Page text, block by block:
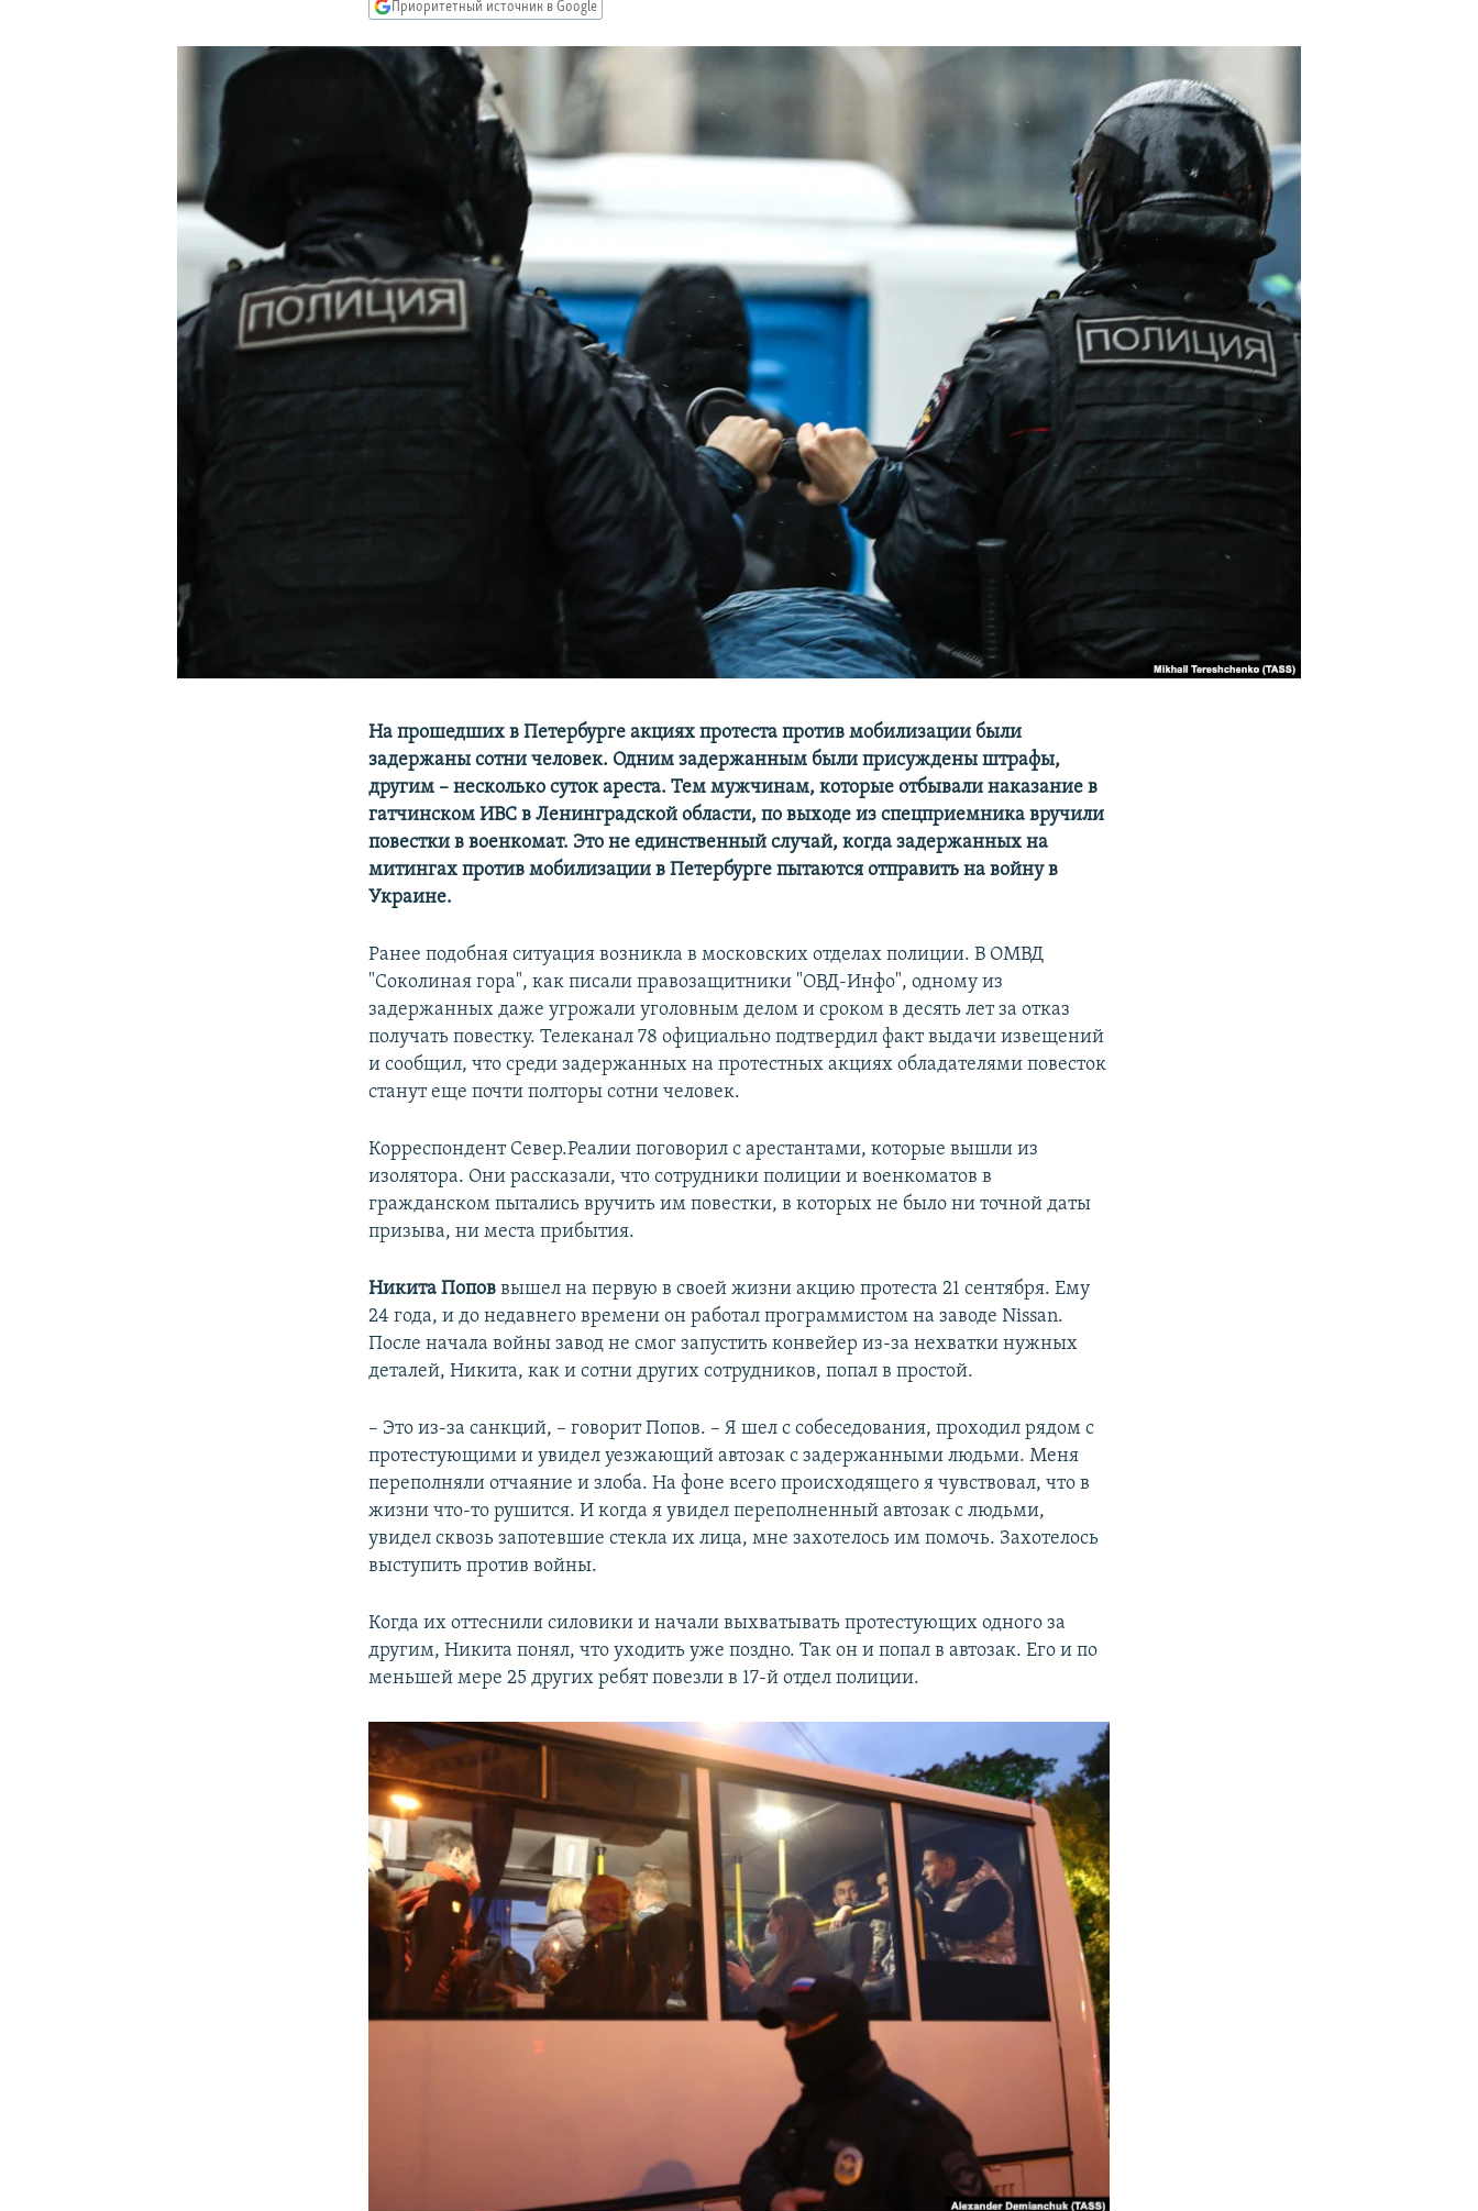
ПОДПИШИТЕСЬ НА РАССЫЛКУ
Приоритетный источник в Google
На прошедших в Петербурге акциях протеста против мобилизации были
задержаны сотни человек. Одним задержанным были присуждены штрафы,
другим – несколько суток ареста. Тем мужчинам, которые отбывали наказание в
гатчинском ИВС в Ленинградской области, по выходе из спецприемника вручили
повестки в военкомат. Это не единственный случай, когда задержанных на
митингах против мобилизации в Петербурге пытаются отправить на войну в
Украине.
Ранее подобная ситуация возникла в московских отделах полиции. В ОМВД
"Соколиная гора", как писали правозащитники "ОВД-Инфо", одному из
задержанных даже угрожали уголовным делом и сроком в десять лет за отказ
получать повестку. Телеканал 78 официально подтвердил факт выдачи извещений
и сообщил, что среди задержанных на протестных акциях обладателями повесток
станут еще почти полторы сотни человек.
Корреспондент Север.Реалии поговорил с арестантами, которые вышли из
изолятора. Они рассказали, что сотрудники полиции и военкоматов в
гражданском пытались вручить им повестки, в которых не было ни точной даты
призыва, ни места прибытия.
Никита Попов вышел на первую в своей жизни акцию протеста 21 сентября. Ему
24 года, и до недавнего времени он работал программистом на заводе Nissan.
После начала войны завод не смог запустить конвейер из-за нехватки нужных
деталей, Никита, как и сотни других сотрудников, попал в простой.
– Это из-за санкций, – говорит Попов. – Я шел с собеседования, проходил рядом с
протестующими и увидел уезжающий автозак с задержанными людьми. Меня
переполняли отчаяние и злоба. На фоне всего происходящего я чувствовал, что в
жизни что-то рушится. И когда я увидел переполненный автозак с людьми,
увидел сквозь запотевшие стекла их лица, мне захотелось им помочь. Захотелось
выступить против войны.
Когда их оттеснили силовики и начали выхватывать протестующих одного за
другим, Никита понял, что уходить уже поздно. Так он и попал в автозак. Его и по
меньшей мере 25 других ребят повезли в 17-й отдел полиции.